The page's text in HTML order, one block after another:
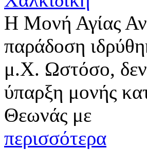
Η Μονή Αγίας
παράδοση
μ.Χ. Ωστόσο, δεν
ύπαρξη μονής
Θεωνάς με
περισσότερα